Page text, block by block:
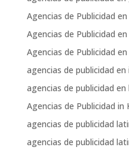
Agencias de Publicidad
Agencias de Publicidad
Agencias de Publicidad
agencias de publicidad
agencias de publicidad
Agencias de Publicidad in
agencias de publicidad
agencias de publicidad